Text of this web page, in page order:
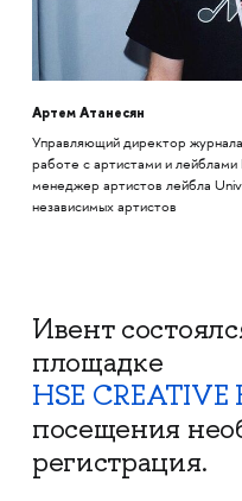
Артем Атанесян
Управляющий директор
работе с артистами и лейблами
менеджер артистов лейбла
независимых артистов
Ивент
площадке
HSE CREATIVE
посещения
регистрация.